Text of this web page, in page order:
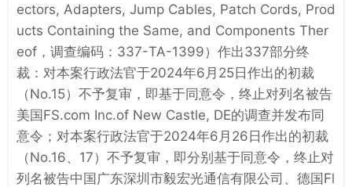
ectors, Adapters, Jump Cables, Patch Cords, Prod
ucts Containing the Same, and Components Ther
eof，调查编码：337-TA-1399）作出337部分终
裁：对本案行政法官于2024年6月25日作出的初裁
（No.15）不予复审，即基于同意令，终止对列名被告
美国FS.com Inc.of New Castle, DE的调查并发布同
意令；对本案行政法官于2024年6月26日作出的初裁
（No.16、17）不予复审，即分别基于同意令，终止对
列名被告中国广东深圳市毅宏光通信有限公司、德国Fl